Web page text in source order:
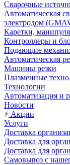
Сварочные
Автоматическая
электродом
Каретки,
Контроллеры и
Подающие
Автоматическая
Машины резки
Плазменные
Технологии
Автоматизация и
Новости
Акции
Услуги
Доставка
Доставка для
Доставка для
Самовывоз с